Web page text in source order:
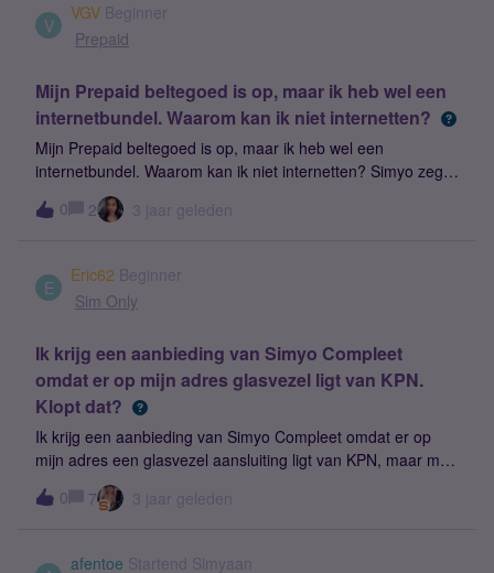
V
VGV Beginner
Prepaid
Mijn Prepaid beltegoed is op, maar ik heb wel een
internetbundel. Waarom kan ik niet internetten?
Mijn Prepaid beltegoed is op, maar ik heb wel een
internetbundel. Waarom kan ik niet internetten? Simyo zegt
dat ik mijn tegoed moet opwaarderen maar dat slaat
nergens op.Ik had 20 euro op mijn rekening staan, ik heb
toen niet meer.Als ik weer opwaardeer, gebruiken ze mijn
tegoed en heb ik nooit onbeperkt internet. HET IS ECHT
wil mijn 20 euro terug.
0 2 3 jaar geleden
E
Eric62 Beginner
Sim Only
Ik krijg een aanbieding van Simyo Compleet
omdat er op mijn adres glasvezel ligt van KPN.
Klopt dat?
Ik krijg een aanbieding van Simyo Compleet omdat er op
mijn adres een glasvezel aansluiting ligt van KPN, maar mijn
internetprovider is Online.nl. Is de KPN aansluiting op mijn
woonadres dan voldoende of dien ik KPN ook als provider te
0 7 3 jaar geleden
afentoe Startend Simyaan